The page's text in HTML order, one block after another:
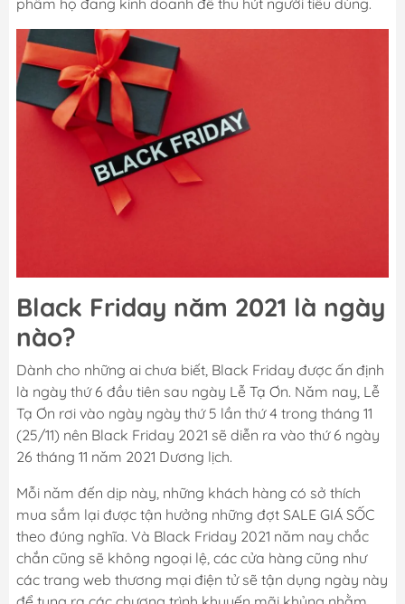
phẩm họ đang kinh doanh để thu hút người tiêu dùng.
Black Friday năm 2021 là ngày
nào?
Dành cho những ai chưa biết, Black Friday được ấn định
là ngày thứ 6 đầu tiên sau ngày Lễ Tạ Ơn. Năm nay, Lễ
Tạ Ơn rơi vào ngày ngày thứ 5 lần thứ 4 trong tháng 11
(25/11) nên Black Friday 2021 sẽ diễn ra vào thứ 6 ngày
26 tháng 11 năm 2021 Dương lịch.
Mỗi năm đến dịp này, những khách hàng có sở thích
mua sắm lại được tận hưởng những đợt SALE GIÁ SỐC
theo đúng nghĩa. Và Black Friday 2021 năm nay chắc
chắn cũng sẽ không ngoại lệ, các cửa hàng cũng như
các trang web thương mại điện tử sẽ tận dụng ngày này